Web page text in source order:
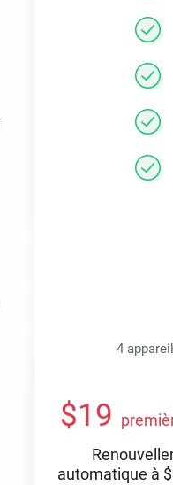
4
$19
automatique à $